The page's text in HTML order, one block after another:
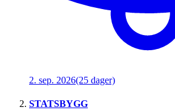
2. sep. 2026(25 dager)
STATSBYGG